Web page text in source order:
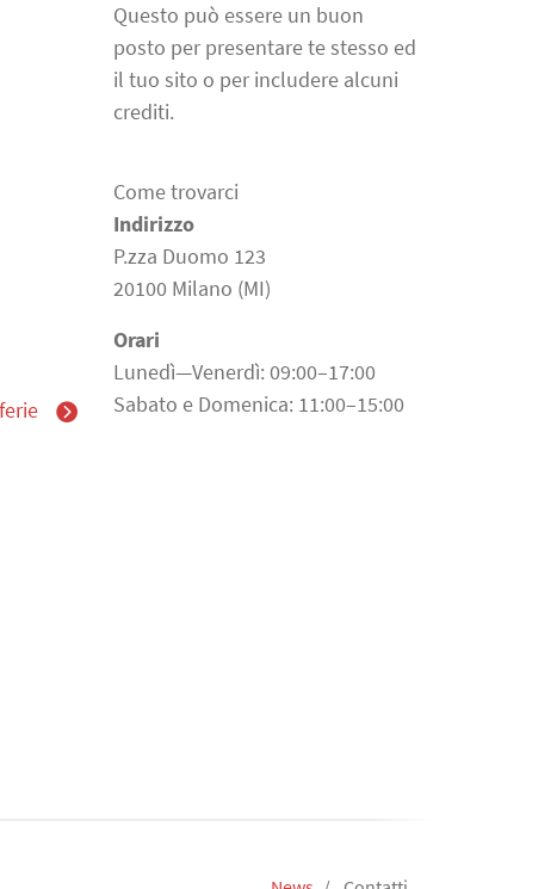
Questo può essere un buon
posto per presentare te stesso ed
il tuo sito o per includere alcuni
crediti.
Come trovarci
Indirizzo
P.zza Duomo 123
20100 Milano (MI)
Orari
Lunedì—Venerdì: 09:00–17:00
Sabato e Domenica: 11:00–15:00